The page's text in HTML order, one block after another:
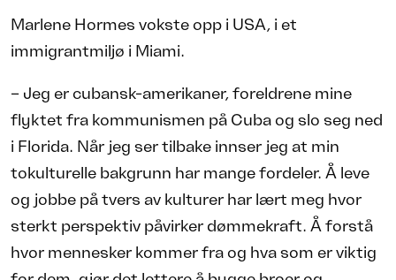
Marlene Hormes vokste opp i USA, i et
immigrantmiljø i Miami.
– Jeg er cubansk-amerikaner, foreldrene mine
flyktet fra kommunismen på Cuba og slo seg ned
i Florida. Når jeg ser tilbake innser jeg at min
tokulturelle bakgrunn har mange fordeler. Å leve
og jobbe på tvers av kulturer har lært meg hvor
sterkt perspektiv påvirker dømmekraft. Å forstå
hvor mennesker kommer fra og hva som er viktig